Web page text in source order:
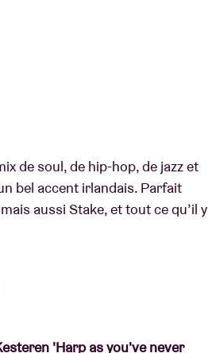
de soul, de hip-hop, de jazz et
bel accent irlandais. Parfait
aussi Stake, et tout ce qu’il y
'Harp as you've never